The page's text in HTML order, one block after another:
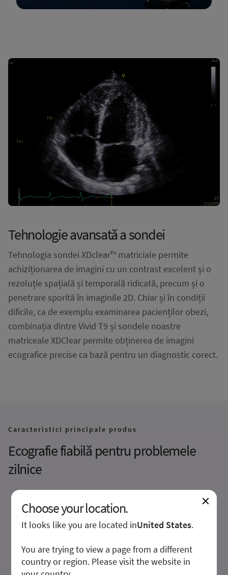
Tehnologie avansată a sondei
Tehnologia sondei XDclear™ matriciale permite
achiziționarea de imagini cu un contrast excelent și o
rezoluție spațială și temporală ridicată, precum și o
penetrare sporită în imaginile 2D. Chiar și în condiții
dificile, ca de exemplu examinarea pacienților obezi,
combinația dintre Vivid T9 și sondele noastre
matriceale XDClear permite obținerea de imagini
ecografice precise ca bază pentru un diagnostic corect.
Caracteristici principale produs
Ecografie fiabilă pentru problemele
zilnice
Choose your location.
It looks like you are located inUnited States.
You are trying to view a page from a different
country or region. Please visit the website in